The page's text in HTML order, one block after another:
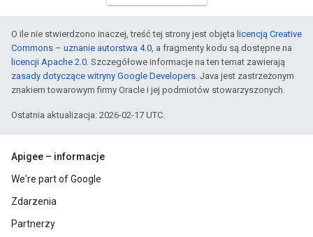
O ile nie stwierdzono inaczej, treść tej strony jest objęta licencją Creative
Commons – uznanie autorstwa 4.0, a fragmenty kodu są dostępne na
licencji Apache 2.0. Szczegółowe informacje na ten temat zawierają
zasady dotyczące witryny Google Developers. Java jest zastrzeżonym
znakiem towarowym firmy Oracle i jej podmiotów stowarzyszonych.
Ostatnia aktualizacja: 2026-02-17 UTC.
Apigee – informacje
We're part of Google
Zdarzenia
Partnerzy